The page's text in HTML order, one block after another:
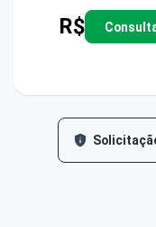
R$